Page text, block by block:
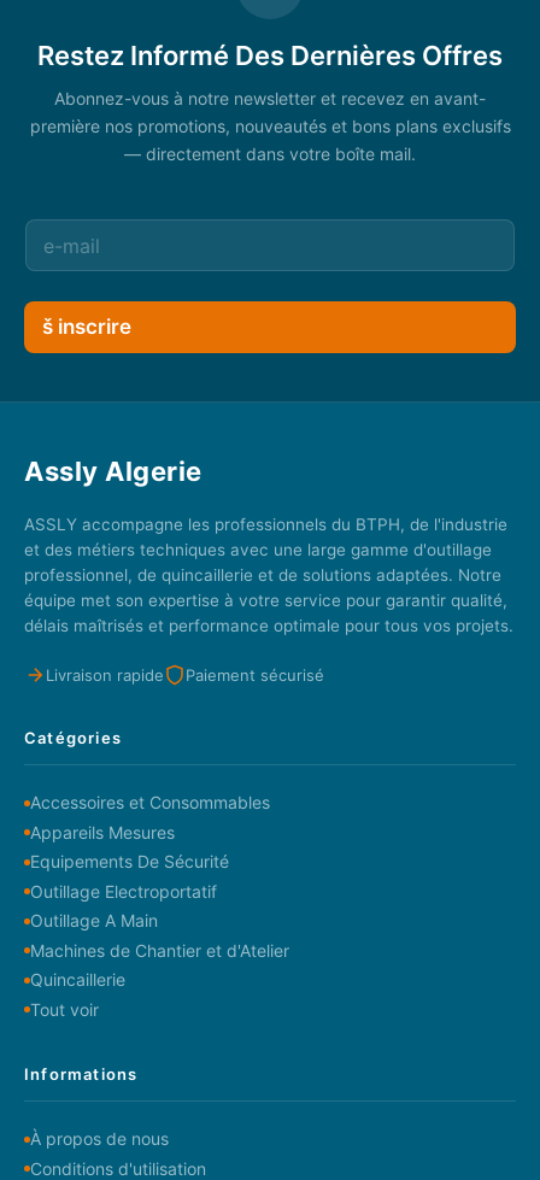
Restez Informé Des Dernières Offres
Abonnez-vous à notre newsletter et recevez en avant-
première nos promotions, nouveautés et bons plans exclusifs
— directement dans votre boîte mail.
š inscrire
Assly Algerie
ASSLY accompagne les professionnels du BTPH, de l'industrie
et des métiers techniques avec une large gamme d'outillage
professionnel, de quincaillerie et de solutions adaptées. Notre
équipe met son expertise à votre service pour garantir qualité,
délais maîtrisés et performance optimale pour tous vos projets.
Livraison rapide Paiement sécurisé
Catégories
Accessoires et Consommables
Appareils Mesures
Equipements De Sécurité
Outillage Electroportatif
Outillage A Main
Machines de Chantier et d'Atelier
Quincaillerie
Tout voir
Informations
À propos de nous
Conditions d'utilisation